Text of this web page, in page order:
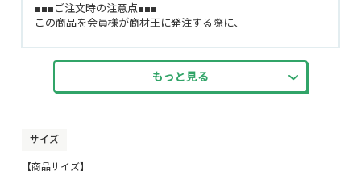
■■■ご注文時の注意点■■■
この商品を会員様が商材王に発注する際に、
お客様が希望された商品の『幅』『高さ』『コード操作位置
(左・右)』『開き方(片開き(右寄せ・左寄せ)・両開き(右寄
せ・左寄せ))』を記載して頂くようお願いいたします。
楽天のRMS、Yahoo!のStoreCreatorからの注文内に下記の記載
「幅：90cm」
「高さ：100cm」
もっと見る
サイズ
【商品サイズ】